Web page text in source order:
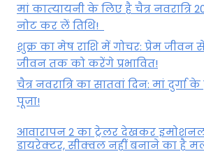
मां कात्‍यायनी के लिए है चैत्र नवरात्रि
नोट कर लें तिथि!
शुक्र का मेष राशि में गोचर: प्रेम
जीवन तक को करेंगे प्रभावित!
चैत्र नवरात्रि का सातवां दिन: मां दुर्गा
पूजा!
आवारापन 2 का ट्रेलर देखकर
डायरेक्टर, सीक्वल नहीं बनाने का है